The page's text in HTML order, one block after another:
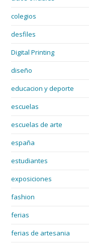
colegios
desfiles
Digital Printing
diseño
educacion y deporte
escuelas
escuelas de arte
españa
estudiantes
exposiciones
fashion
ferias
ferias de artesania